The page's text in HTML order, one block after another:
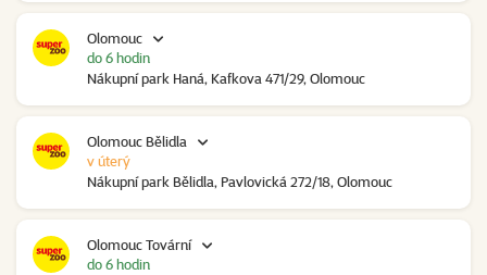
Olomouc
Nákupní park Haná, Kafkova 471/29, Olomouc
do 6 hodin
Olomouc Bělidla
Nákupní park Bělidla, Pavlovická 272/18, Olomouc
v úterý
Olomouc Tovární
do 6 hodin